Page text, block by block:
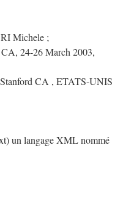
Michele ;
24-26 March 2003,
Stanford CA , ETATS-UNIS
un langage XML nommé